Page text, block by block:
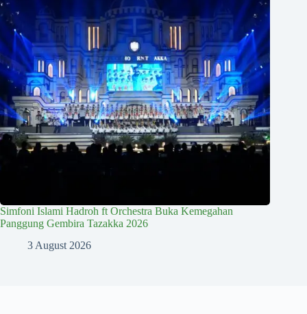
Simfoni Islami Hadroh ft Orchestra Buka Kemegahan
Panggung Gembira Tazakka 2026
3 August 2026